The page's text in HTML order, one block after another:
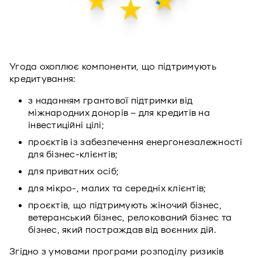
Угода охоплює компоненти, що підтримують
кредитування:
з наданням грантової підтримки від
міжнародних донорів – для кредитів на
інвестиційні цілі;
проєктів із забезпечення енергонезалежності
для бізнес-клієнтів;
для приватних осіб;
для мікро-, малих та середніх клієнтів;
проєктів, що підтримують жіночий бізнес,
ветеранський бізнес, релокований бізнес та
бізнес, який постраждав від воєнних дій.
Згідно з умовами програми розподілу ризиків